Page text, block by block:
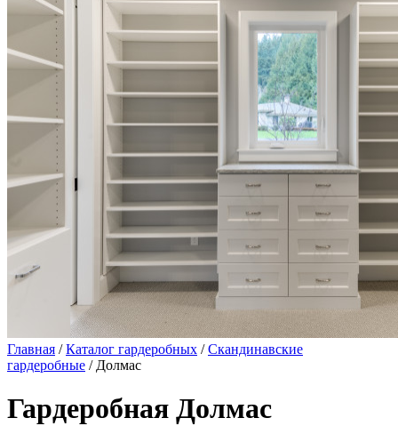
Главная /Каталог гардеробных /Скандинавские
гардеробные / Долмас
Гардеробная Долмас